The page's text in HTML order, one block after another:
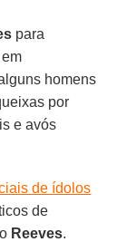
para
homens
por
e avós
de ídolos
de
Reeves.